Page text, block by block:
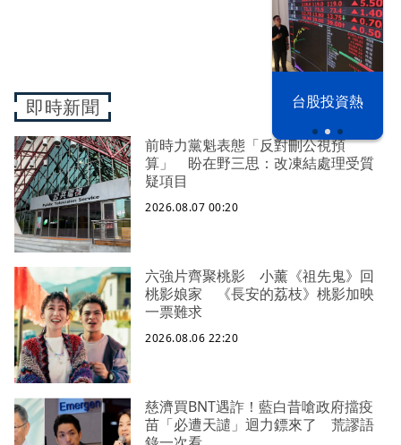
以色列 穹頂
之下
野球魂 鏡訪
台將
即時新聞
前時力黨魁表態「反對刪公視預
算」 盼在野三思：改凍結處理受質
疑項目
2026.08.07 00:20
六強片齊聚桃影 小薰《祖先鬼》回
桃影娘家 《長安的荔枝》桃影加映
一票難求
2026.08.06 22:20
慈濟買BNT遇詐！藍白昔嗆政府擋疫
苗「必遭天譴」迴力鏢來了 荒謬語